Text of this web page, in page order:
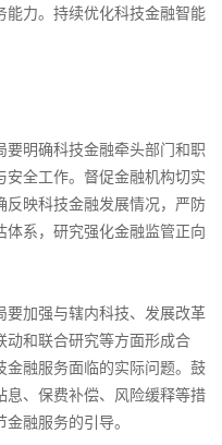
能力。持续优化科技金融智能
要明确科技金融牵头部门和职
全工作。督促金融机构切实
反映科技金融发展情况，严防
系，研究强化金融监管正向
要加强与辖内科技、发展改革
动和联合研究等方面形成合
金融服务面临的实际问题。鼓
息、保费补偿、风险缓释等措
融服务的引导。